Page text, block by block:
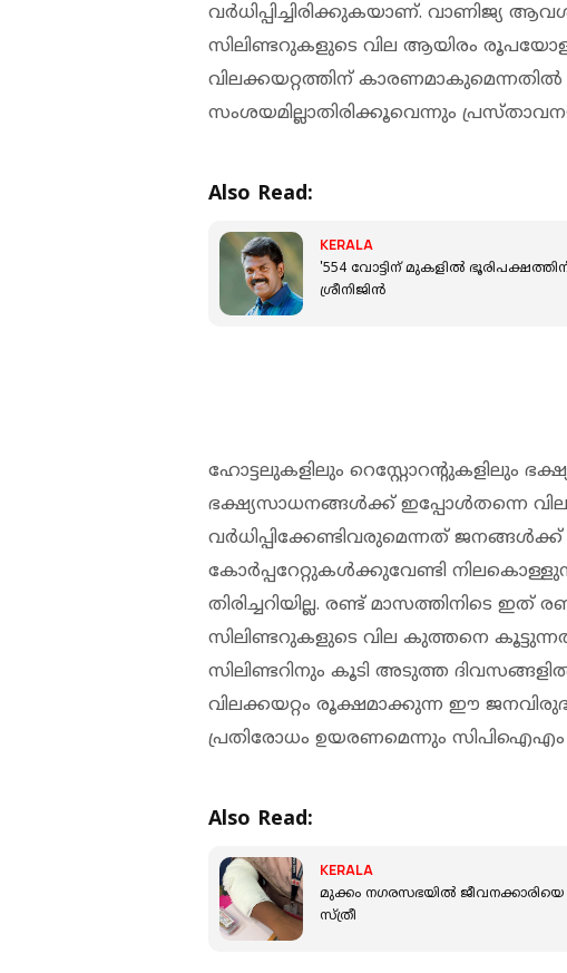
വര്‍ധിപ്പിച്ചിരിക്കുകയാണ്. വാണിജ്യ
സിലിണ്ടറുകളുടെ വില ആയിരം
വിലക്കയറ്റത്തിന് കാരണമാകുമെന്നതില്‍
സംശയമില്ലാതിരിക്കൂവെന്നും
Also Read:
KERALA
'554 വോട്ടിന് മുകളില്‍
ശ്രീനിജിന്‍
ഹോട്ടലുകളിലും റെസ്റ്റോറന്റുകളിലും
ഭക്ഷ്യസാധനങ്ങള്‍ക്ക് ഇപ്പോള്‍തന്നെ
വര്‍ധിപ്പിക്കേണ്ടിവരുമെന്നത്
കോര്‍പ്പറേറ്റുകള്‍ക്കുവേണ്ടി
തിരിച്ചറിയില്ല. രണ്ട് മാസത്തിനിടെ
സിലിണ്ടറുകളുടെ വില കുത്തനെ
സിലിണ്ടറിനും കൂടി അടുത്ത ദിവസങ്ങളില്‍
വിലക്കയറ്റം രൂക്ഷമാക്കുന്ന ഈ
പ്രതിരോധം ഉയരണമെന്നും
Also Read:
KERALA
മുക്കം നഗരസഭയില്‍ ജീവനക്കാരിയെ
സ്ത്രീ